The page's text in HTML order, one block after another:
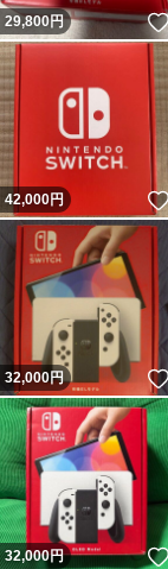
29,800円
42,000円
32,000円
32,000円